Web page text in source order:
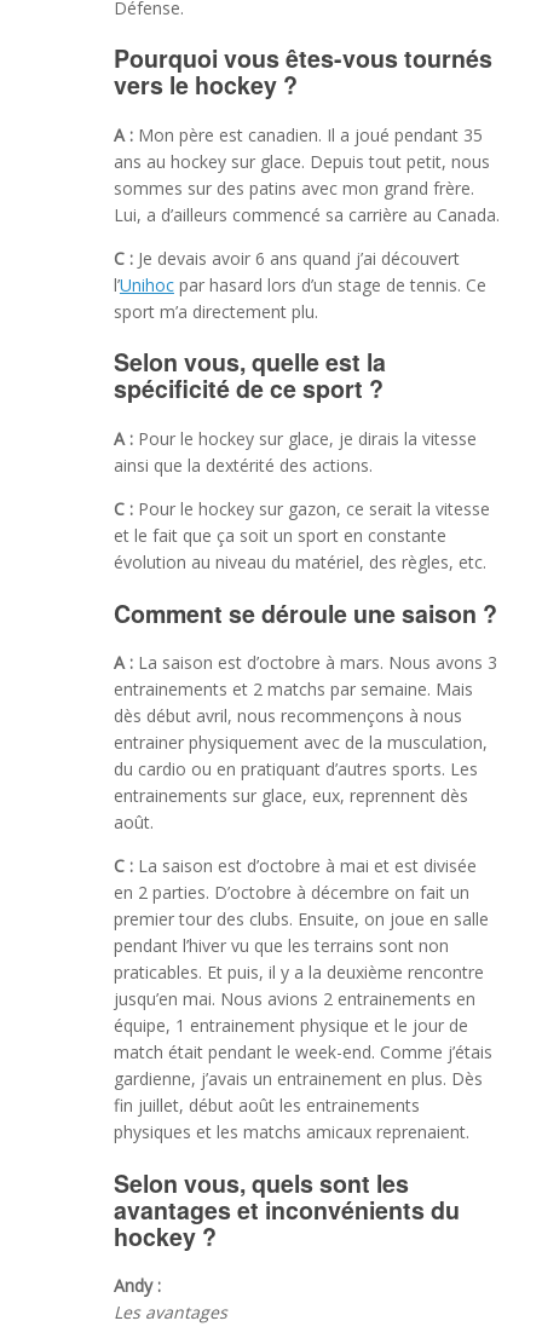
Défense.
Pourquoi vous êtes-vous tournés
vers le hockey ?
A :Mon père est canadien. Il a joué pendant 35
ans au hockey sur glace. Depuis tout petit, nous
sommes sur des patins avec mon grand frère.
Lui, a d’ailleurs commencé sa carrière au Canada.
C :Je devais avoir 6 ans quand j’ai découvert
l’Unihocpar hasard lors d’un stage de tennis. Ce
sport m’a directement plu.
Selon vous, quelle est la
spécificité de ce sport ?
A :Pour le hockey sur glace, je dirais la vitesse
ainsi que la dextérité des actions.
C :Pour le hockey sur gazon, ce serait la vitesse
et le fait que ça soit un sport en constante
évolution au niveau du matériel, des règles, etc.
Comment se déroule une saison ?
A :La saison est d’octobre à mars. Nous avons 3
entrainements et 2 matchs par semaine. Mais
dès début avril, nous recommençons à nous
entrainer physiquement avec de la musculation,
du cardio ou en pratiquant d’autres sports. Les
entrainements sur glace, eux, reprennent dès
août.
C :La saison est d’octobre à mai et est divisée
en 2 parties. D’octobre à décembre on fait un
premier tour des clubs. Ensuite, on joue en salle
pendant l’hiver vu que les terrains sont non
praticables. Et puis, il y a la deuxième rencontre
jusqu’en mai. Nous avions 2 entrainements en
équipe, 1 entrainement physique et le jour de
match était pendant le week-end. Comme j’étais
gardienne, j’avais un entrainement en plus. Dès
fin juillet, début août les entrainements
physiques et les matchs amicaux reprenaient.
Selon vous, quels sont les
avantages et inconvénients du
hockey ?
Andy :
Les avantages